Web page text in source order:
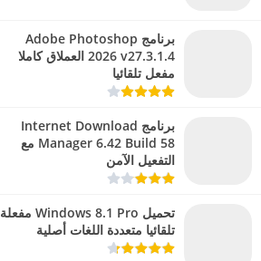
برنامج Adobe Photoshop
2026 v27.3.1.4 العملاق كاملا
مفعل تلقائيا
برنامج Internet Download
Manager 6.42 Build 58 مع
التفعيل الآمن
تحميل Windows 8.1 Pro مفعلة
تلقائيا متعددة اللغات أصلية